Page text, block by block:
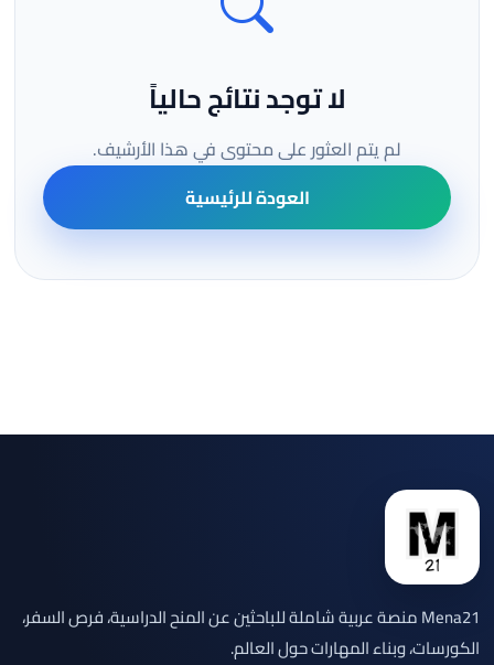
لا توجد نتائج حالياً
لم يتم العثور على محتوى في هذا الأرشيف.
العودة للرئيسية
Mena21 منصة عربية شاملة للباحثين عن المنح الدراسية، فرص السفر،
الكورسات، وبناء المهارات حول العالم.